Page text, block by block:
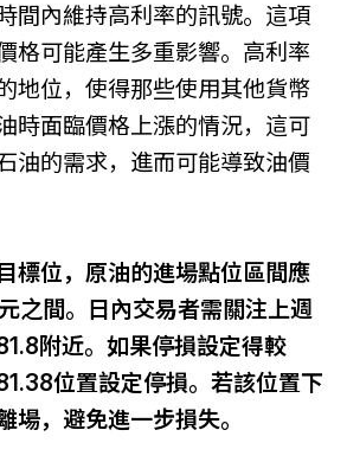
間內維持高利率的訊號。這項
格可能產生多重影響。高利率
地位，使得那些使用其他貨幣
時面臨價格上漲的情況，這可
油的需求，進而可能導致油價
標位，原油的進場點位區間應
之間。日內交易者需關注上週
附近。如果停損設定得較
位置設定停損。若該位置下
場，避免進一步損失。